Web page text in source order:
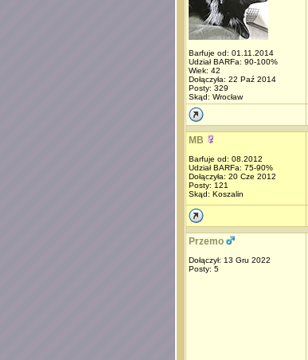
Barfuje od: 01.11.2014
Udział BARFa: 90-100%
Wiek: 42
Dołączyła: 22 Paź 2014
Posty: 329
Skąd: Wrocław
MB
Barfuje od: 08.2012
Udział BARFa: 75-90%
Dołączyła: 20 Cze 2012
Posty: 121
Skąd: Koszalin
Przemo
Dołączył: 13 Gru 2022
Posty: 5